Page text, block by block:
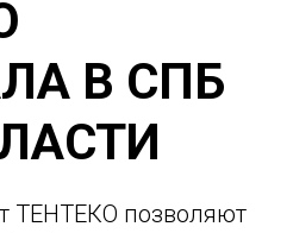
В СПБ
ТЕНТЕКО позволяют